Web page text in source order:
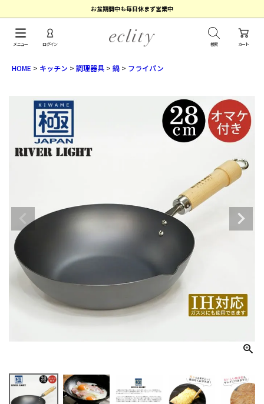
お盆期間中も毎日休まず営業中
カート
メニュー ログイン 検索
HOME キッチン 調理器具 鍋 フライパン